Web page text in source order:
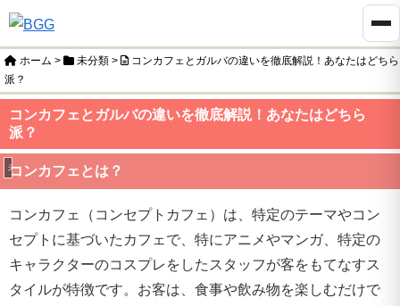
ホーム > 未分類 >
コンカフェとガルバの違いを徹底解説！あなたはどちら
派？
コンカフェとガルバの違いを徹底解説！あなたはどちら
派？
未分類
コンカフェとは？
コンカフェ（コンセプトカフェ）は、特定のテーマやコン
セプトに基づいたカフェで、特にアニメやマンガ、特定の
キャラクターのコスプレをしたスタッフが客をもてなすス
タイルが特徴です。お客は、食事や飲み物を楽しむだけで